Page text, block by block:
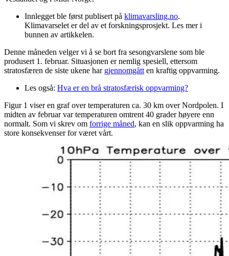
Innlegget ble først publisert på klimavarsling.no.
Klimavarselet er del av et forskningsprosjekt. Les mer i
bunnen av artikkelen.
Denne måneden velger vi å se bort fra sesongvarslene som ble
produsert 1. februar. Situasjonen er nemlig spesiell, ettersom
stratosfæren de siste ukene har gjennomgått en kraftig oppvarming.
Les også: Hva er en brå stratosfærisk oppvarming?
Figur 1 viser en graf over temperaturen ca. 30 km over Nordpolen. I
midten av februar var temperaturen omtrent 40 grader høyere enn
normalt. Som vi skrev om forrige måned, kan en slik oppvarming ha
store konsekvenser for været vårt.